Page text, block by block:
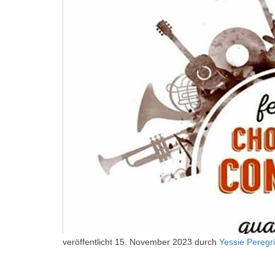
veröffentlicht 15. November 2023 durch Yessie